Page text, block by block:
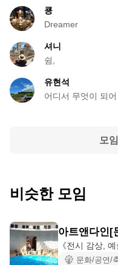
쿙
Dreamer
셔니
쉼,
유현석
어디서 무엇이 되어
모
비슷한 모임
아트앤다인[
《전시 감상, 예술 안목
하는 모임! 🔹
문화/공연/